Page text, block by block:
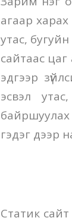
агаар харах
утас,
сайтаас
эдгээр
эсвэл
гэдэг дээр
Статик